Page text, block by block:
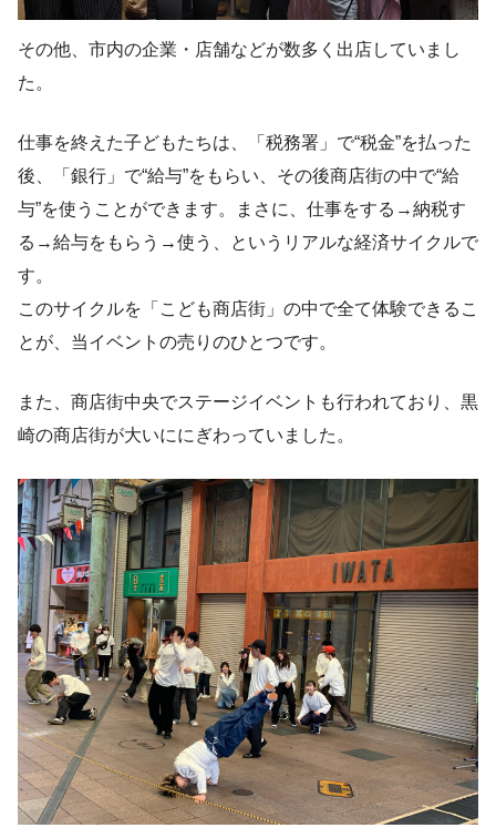
その他、市内の企業・店舗などが数多く出店していまし
た。
仕事を終えた子どもたちは、「税務署」で“税金”を払った
後、「銀行」で“給与”をもらい、その後商店街の中で“給
与”を使うことができます。まさに、仕事をする→納税す
る→給与をもらう→使う、というリアルな経済サイクルで
す。
このサイクルを「こども商店街」の中で全て体験できるこ
とが、当イベントの売りのひとつです。
また、商店街中央でステージイベントも行われており、黒
崎の商店街が大いににぎわっていました。